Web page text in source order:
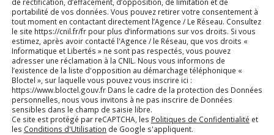
de rectification, d’effacement, d’opposition, de limitation et de
portabilité de vos données. Vous pouvez retirer votre consentement à
tout moment en contactant directement l’Agence / Le Réseau. Consultez
le site https://cnil.fr/fr pour plus d’informations sur vos droits. Si vous
estimez, après avoir contacté l'Agence / le Réseau, que vos droits «
Informatique et Libertés » ne sont pas respectés, vous pouvez
adresser une réclamation à la CNIL. Nous vous informons de
l’existence de la liste d'opposition au démarchage téléphonique «
Bloctel », sur laquelle vous pouvez vous inscrire ici :
https://www.bloctel.gouv.fr Dans le cadre de la protection des Données
personnelles, nous vous invitons à ne pas inscrire de Données
sensibles dans le champ de saisie libre.
Ce site est protégé par reCAPTCHA, les Politiques de Confidentialité et
les Conditions d'Utilisation de Google s'appliquent.